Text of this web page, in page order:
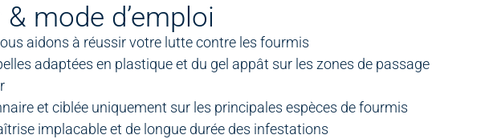
mode d’emploi
aidons à réussir votre lutte contre les fourmis
adaptées en plastique et du gel appât sur les zones de passage
et ciblée uniquement sur les principales espèces de fourmis
implacable et de longue durée des infestations